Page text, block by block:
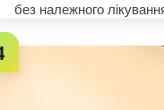
без належного